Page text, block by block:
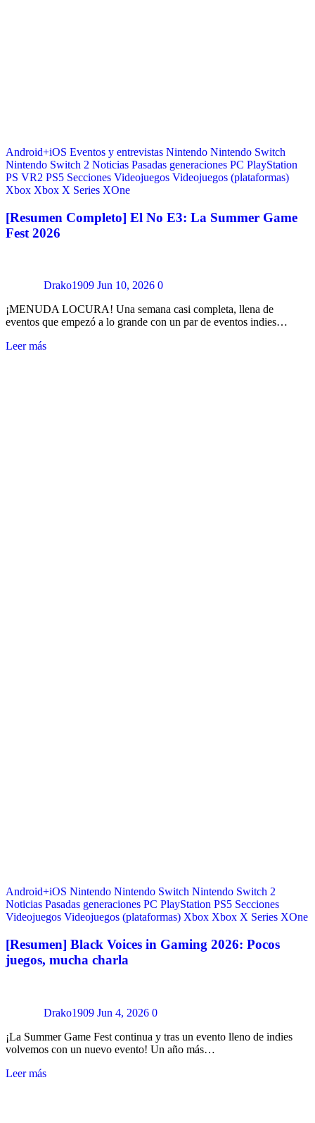
Android+iOS Eventos y entrevistas Nintendo Nintendo Switch
Nintendo Switch 2 Noticias Pasadas generaciones PC PlayStation
PS VR2 PS5 Secciones Videojuegos Videojuegos (plataformas)
Xbox Xbox X Series XOne
[Resumen Completo] El No E3: La Summer Game
Fest 2026
Drako1909 Jun 10, 2026 0
¡MENUDA LOCURA! Una semana casi completa, llena de
eventos que empezó a lo grande con un par de eventos indies…
Leer más
Android+iOS Nintendo Nintendo Switch Nintendo Switch 2
Noticias Pasadas generaciones PC PlayStation PS5 Secciones
Videojuegos Videojuegos (plataformas) Xbox Xbox X Series XOne
[Resumen] Black Voices in Gaming 2026: Pocos
juegos, mucha charla
Drako1909 Jun 4, 2026 0
¡La Summer Game Fest continua y tras un evento lleno de indies
volvemos con un nuevo evento! Un año más…
Leer más